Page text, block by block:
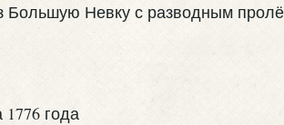
Невку с разводным